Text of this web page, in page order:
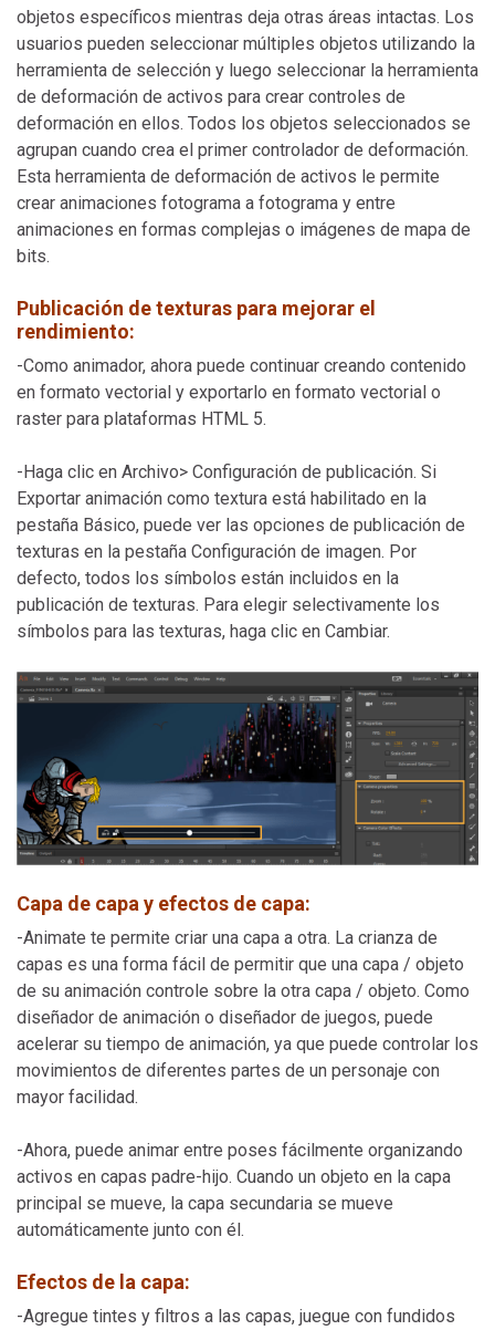
objetos específicos mientras deja otras áreas intactas. Los
usuarios pueden seleccionar múltiples objetos utilizando la
herramienta de selección y luego seleccionar la herramienta
de deformación de activos para crear controles de
deformación en ellos. Todos los objetos seleccionados se
agrupan cuando crea el primer controlador de deformación.
Esta herramienta de deformación de activos le permite
crear animaciones fotograma a fotograma y entre
animaciones en formas complejas o imágenes de mapa de
bits.
Publicación de texturas para mejorar el
rendimiento:
-Como animador, ahora puede continuar creando contenido
en formato vectorial y exportarlo en formato vectorial o
raster para plataformas HTML 5.
-Haga clic en Archivo> Configuración de publicación. Si
Exportar animación como textura está habilitado en la
pestaña Básico, puede ver las opciones de publicación de
texturas en la pestaña Configuración de imagen. Por
defecto, todos los símbolos están incluidos en la
publicación de texturas. Para elegir selectivamente los
símbolos para las texturas, haga clic en Cambiar.
Capa de capa y efectos de capa:
-Animate te permite criar una capa a otra. La crianza de
capas es una forma fácil de permitir que una capa / objeto
de su animación controle sobre la otra capa / objeto. Como
diseñador de animación o diseñador de juegos, puede
acelerar su tiempo de animación, ya que puede controlar los
movimientos de diferentes partes de un personaje con
mayor facilidad.
-Ahora, puede animar entre poses fácilmente organizando
activos en capas padre-hijo. Cuando un objeto en la capa
principal se mueve, la capa secundaria se mueve
automáticamente junto con él.
Efectos de la capa:
-Agregue tintes y filtros a las capas, juegue con fundidos